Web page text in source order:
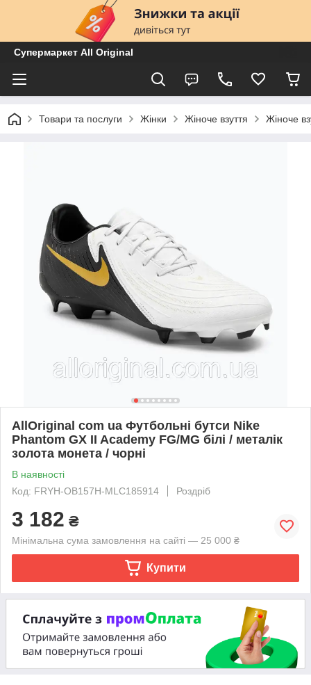
Супермаркет All Original
Товари та послуги Жінки Жіноче взуття Жіноче
AllOriginal com ua Футбольні бутси Nike
Phantom GX II Academy FG/MG білі / металік
золота монета / чорні
В наявності
Код: FRYH-OB157H-MLC185914
Роздріб
3 182 ₴
Мінімальна сума замовлення на сайті — 25 000 ₴
Купити